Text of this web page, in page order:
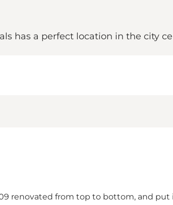
has a perfect location in the city
renovated from top to bottom, and